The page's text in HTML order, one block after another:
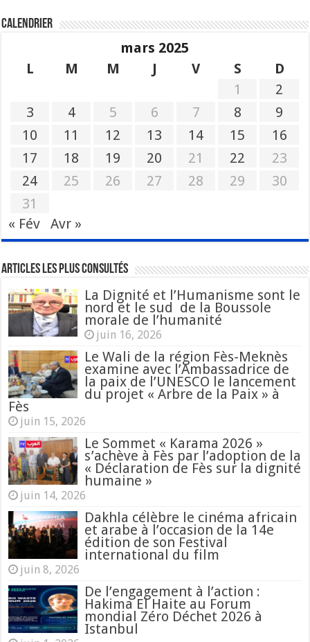
Calendrier
mars 2025
L
M M J V S
D
1
2
3
4 5 6 7 8
9
10
11 12 13 14 15
16
17
18 19 20 21 22
23
24
25 26 27 28 29
30
31
« Fév
Avr »
Articles les plus consultés
La Dignité et l’Humanisme sont le
nord et le sud de la Boussole
morale de l’humanité
juin 16, 2026
Le Wali de la région Fès-Meknès
examine avec l’Ambassadrice de
la paix de l’UNESCO le lancement
du projet « Arbre de la Paix » à
Fès
juin 15, 2026
Le Sommet « Karama 2026 »
s’achève à Fès par l’adoption de la
« Déclaration de Fès sur la dignité
humaine »
juin 14, 2026
Dakhla célèbre le cinéma africain
et arabe à l’occasion de la 14e
édition de son Festival
international du film
juin 8, 2026
De l’engagement à l’action :
Hakima El Haite au Forum
mondial Zéro Déchet 2026 à
Istanbul